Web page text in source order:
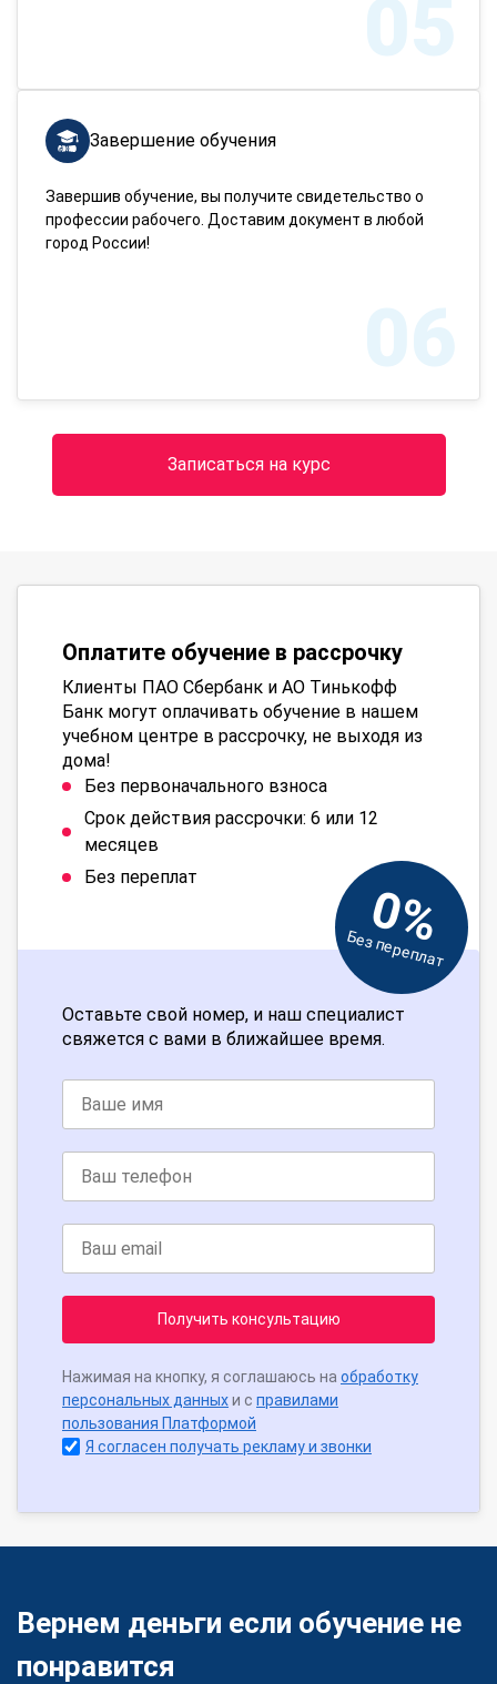
05
Завершение обучения
Завершив обучение, вы получите свидетельство о
профессии рабочего. Доставим документ в любой
город России!
06
Записаться на курс
Оплатите обучение в рассрочку
Клиенты ПАО Сбербанк и АО Тинькофф
Банк могут оплачивать обучение в нашем
учебном центре в рассрочку, не выходя из
дома!
Без первоначального взноса
Срок действия рассрочки: 6 или 12
месяцев
Без переплат
0%
Без переплат
Оставьте свой номер, и наш специалист
свяжется с вами в ближайшее время.
Получить консультацию
Нажимая на кнопку, я соглашаюсь на обработку
персональных данныхи с правилами
пользования Платформой
Я согласен получать рекламу и звонки
Вернем деньги если обучение не
понравится